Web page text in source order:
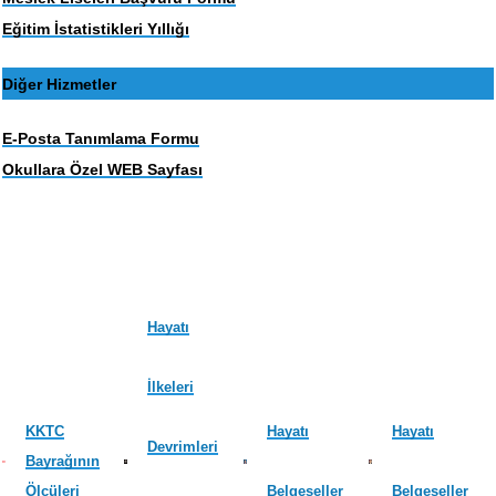
Eğitim İstatistikleri Yıllığı
Diğer Hizmetler
E-Posta Tanımlama Formu
Okullara Özel WEB Sayfası
KKTC
Bayrağının
Ölçüleri
Hayatı
İlkeleri
Devrimleri
Hayatı
Belgeseller
Hayatı
Belgeseller